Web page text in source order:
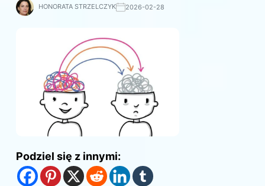
HONORATA STRZELCZYK 2026-02-28
Podziel się z innymi: